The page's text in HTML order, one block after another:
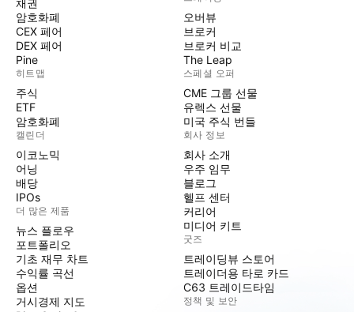
채권
암호화폐
CEX 페어
DEX 페어
Pine
히트맵
주식
ETF
암호화폐
캘린더
이코노믹
어닝
배당
IPOs
더 많은 제품
뉴스 플로우
포트폴리오
기초 재무 차트
수익률 곡선
옵션
거시경제 지도
오버뷰
브로커
브로커 비교
The Leap
스페셜 오퍼
CME 그룹 선물
유렉스 선물
미국 주식 번들
회사 정보
회사 소개
우주 임무
블로그
헬프 센터
커리어
미디어 키트
굿즈
트레이딩뷰 스토어
트레이더용 타로 카드
C63 트레이드타임
정책 및 보안